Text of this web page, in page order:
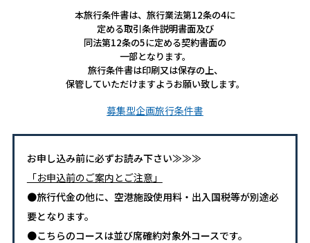
本旅行条件書は、旅行業法第12条の4に
定める取引条件説明書面及び
同法第12条の5に定める契約書面の
一部となります。
旅行条件書は印刷又は保存の上、
保管していただけますようお願い致します。
募集型企画旅行条件書
お申し込み前に必ずお読み下さい≫≫≫
「お申込前のご案内とご注意」
●旅行代金の他に、空港施設使用料・出入国税等が別途必
要となります。
●こちらのコースは並び席確約対象外コースです。